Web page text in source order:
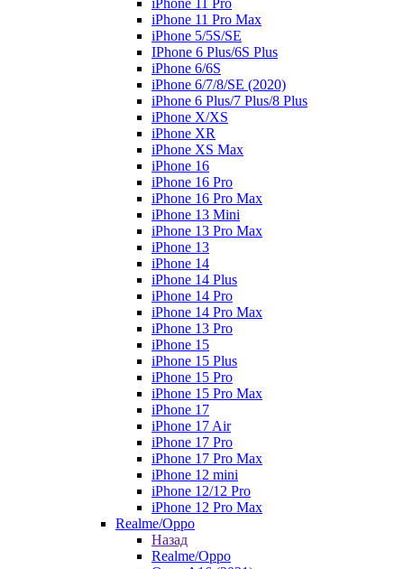
iPhone 11 Pro
iPhone 11 Pro Max
iPhone 5/5S/SE
IPhone 6 Plus/6S Plus
iPhone 6/6S
iPhone 6/7/8/SE (2020)
iPhone 6 Plus/7 Plus/8 Plus
iPhone X/XS
iPhone XR
iPhone XS Max
iPhone 16
iPhone 16 Pro
iPhone 16 Pro Max
iPhone 13 Mini
iPhone 13 Pro Max
iPhone 13
iPhone 14
iPhone 14 Plus
iPhone 14 Pro
iPhone 14 Pro Max
iPhone 13 Pro
iPhone 15
iPhone 15 Plus
iPhone 15 Pro
iPhone 15 Pro Max
iPhone 17
iPhone 17 Air
iPhone 17 Pro
iPhone 17 Pro Max
iPhone 12 mini
iPhone 12/12 Pro
iPhone 12 Pro Max
Realme/Oppo
Назад
Realme/Oppo